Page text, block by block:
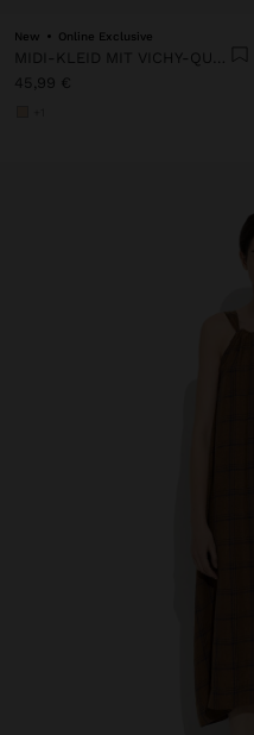
New Online Exclusive
MIDI-KLEID MIT VICHY-QUADRATEN
45,99 €